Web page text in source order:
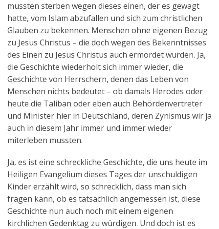
English
mussten sterben wegen dieses einen, der es gewagt
hatte, vom Islam abzufallen und sich zum christlichen
Glauben zu bekennen. Menschen ohne eigenen Bezug
zu Jesus Christus – die doch wegen des Bekenntnisses
des Einen zu Jesus Christus auch ermordet wurden. Ja,
die Geschichte wiederholt sich immer wieder, die
Geschichte von Herrschern, denen das Leben von
Menschen nichts bedeutet – ob damals Herodes oder
heute die Taliban oder eben auch Behördenvertreter
und Minister hier in Deutschland, deren Zynismus wir ja
auch in diesem Jahr immer und immer wieder
miterleben mussten.
Ja, es ist eine schreckliche Geschichte, die uns heute im
Heiligen Evangelium dieses Tages der unschuldigen
Kinder erzählt wird, so schrecklich, dass man sich
fragen kann, ob es tatsächlich angemessen ist, diese
Geschichte nun auch noch mit einem eigenen
kirchlichen Gedenktag zu würdigen. Und doch ist es